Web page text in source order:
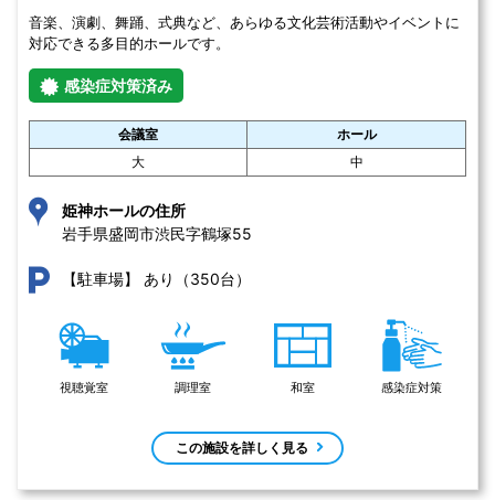
音楽、演劇、舞踊、式典など、あらゆる文化芸術活動やイベントに
対応できる多目的ホールです。
感染症対策済み
会議室
ホール
大
中
姫神ホールの住所
岩手県盛岡市渋民字鶴塚55
【駐車場】 あり（350台）
視聴覚室 調理室 和室 感染症対策
この施設を詳しく見る